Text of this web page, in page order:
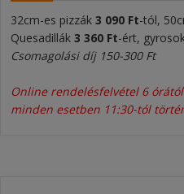
32cm-es pizzák 3 090 Ft-tól,
Quesadillák 3 360 Ft-ért,
Csomagolási díj 150-300 Ft
Online rendelésfelvétel 6
minden esetben 11:30-tól